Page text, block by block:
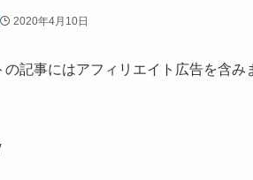
2020年4月10日
記事にはアフィリエイト広告を含み